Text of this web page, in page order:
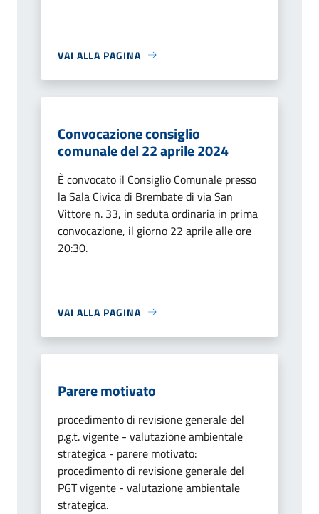
VAI ALLA PAGINA
Convocazione consiglio
comunale del 22 aprile 2024
È convocato il Consiglio Comunale presso
la Sala Civica di Brembate di via San
Vittore n. 33, in seduta ordinaria in prima
convocazione, il giorno 22 aprile alle ore
20:30.
VAI ALLA PAGINA
Parere motivato
procedimento di revisione generale del
p.g.t. vigente - valutazione ambientale
strategica - parere motivato:
procedimento di revisione generale del
PGT vigente - valutazione ambientale
strategica.